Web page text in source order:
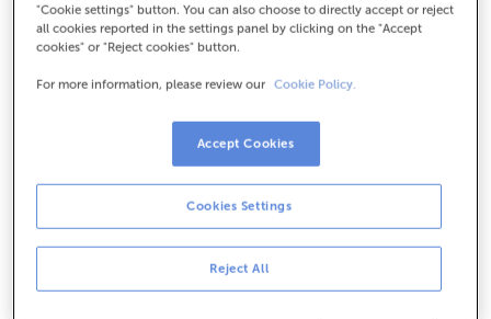
Com arribar
Consulta tots els horaris
De dilluns a divendres de8:15 a 14:00.
cita prèvia i t'atendrem el dia i hora que tu
Aquesta oficina no disposa de servei de caixa.
Pots realitzar les teves operacions més habitualsen
"Cookie settings" button. You can also choose to directly accept or reject
all cookies reported in the settings panel by clicking on the "Accept
cookies" or "Reject cookies" button.
For more information, please review our Cookie Policy.
Reject All
Cookies Settings
Accept Cookies